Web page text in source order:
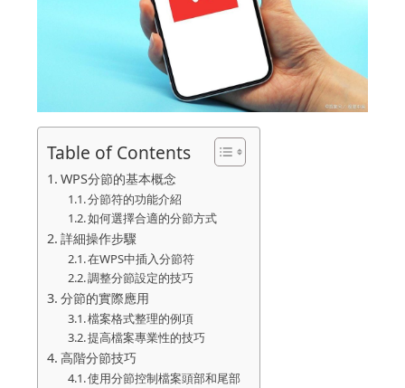
Table of Contents
WPS分節的基本概念
分節符的功能介紹
如何選擇合適的分節方式
詳細操作步驟
在WPS中插入分節符
調整分節設定的技巧
分節的實際應用
檔案格式整理的例項
提高檔案專業性的技巧
高階分節技巧
使用分節控制檔案頭部和尾部